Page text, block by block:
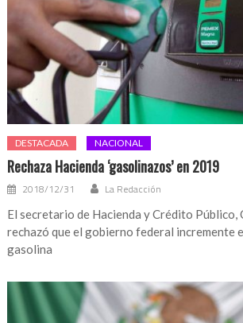
DESTACADA NACIONAL
Rechaza Hacienda ‘gasolinazos’ en 2019
2018/12/31 La Redacción
El secretario de Hacienda y Crédito Público,
rechazó que el gobierno federal incremente
gasolina